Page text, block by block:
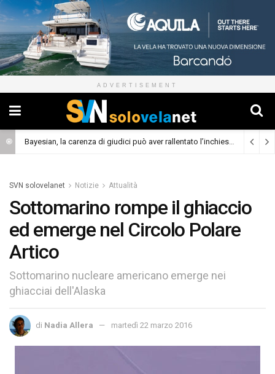
ADVERTISEMENT
Bayesian, la carenza di giudici può aver rallentato l’inchiesta (Cronaca)
SVN solovelanet Notizie Attualità
Sottomarino rompe il ghiaccio
ed emerge nel Circolo Polare
Artico
Sottomarino nucleare americano emerge nei
ghiacciai dell'Alaska
di Nadia Allera martedì 22 marzo 2016